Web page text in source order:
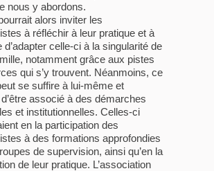
nous y abordons.
alors inviter les
à réfléchir à leur pratique et à
d’adapter celle-ci à la singularité de
notamment grâce aux pistes
qui s’y trouvent. Néanmoins, ce
se suffire à lui-même et
associé à des démarches
et institutionnelles. Celles-ci
en la participation des
à des formations approfondies
de supervision, ainsi qu’en la
de leur pratique. L’association